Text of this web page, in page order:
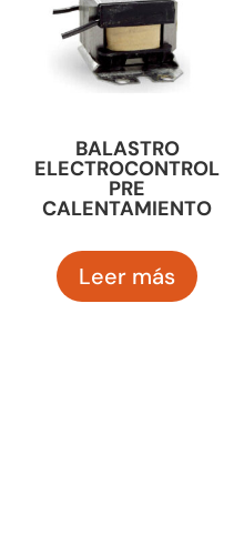
BALASTRO
ELECTROCONTROL
PRE
CALENTAMIENTO
Leer más